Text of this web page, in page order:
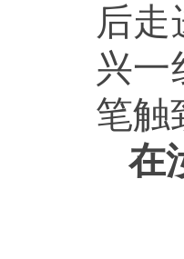
后
兴一
笔触
在